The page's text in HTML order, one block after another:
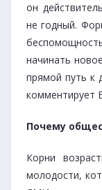
он
не годный.
начинать
прямой путь к
комментирует
Почему
Корни
молодости,